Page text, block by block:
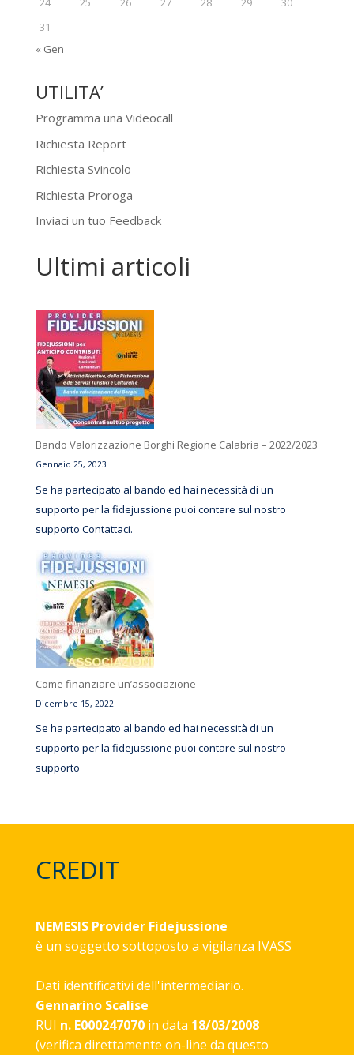
31
« Gen
UTILITA’
Programma una Videocall
Richiesta Report
Richiesta Svincolo
Richiesta Proroga
Inviaci un tuo Feedback
Ultimi articoli
Bando Valorizzazione Borghi Regione Calabria – 2022/2023
Gennaio 25, 2023
Se ha partecipato al bando ed hai necessità di un
supporto per la fidejussione puoi contare sul nostro
supporto Contattaci.
Come finanziare un’associazione
Dicembre 15, 2022
Se ha partecipato al bando ed hai necessità di un
supporto per la fidejussione puoi contare sul nostro
supporto
CREDIT
NEMESIS Provider Fidejussione
è un soggetto sottoposto a vigilanza IVASS
Dati identificativi dell'intermediario.
Gennarino Scalise
RUI n. E000247070in data 18/03/2008
(verifica direttamente on-line da questo